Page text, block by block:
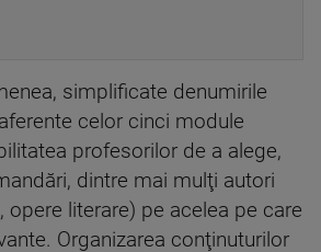
simplificate denumirile
celor cinci module
profesorilor de a alege,
dintre mai mulţi autori
opere literare) pe acelea pe care
Organizarea conţinuturilor